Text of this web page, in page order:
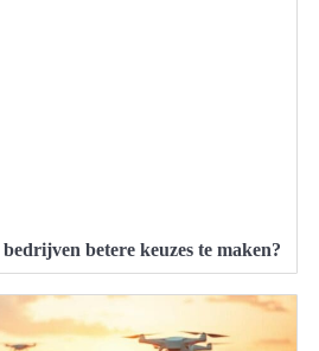
betere keuzes te maken?